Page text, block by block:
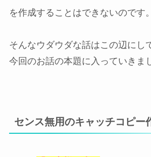
を作成することはできないのです。
そんなウダウダな話はこの辺にし
今回のお話の本題に入っていきま
センス無用のキャッチコピ